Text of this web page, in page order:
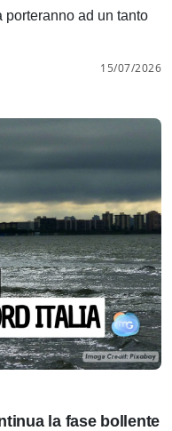
ad un tanto
15/07/2026
la fase bollente